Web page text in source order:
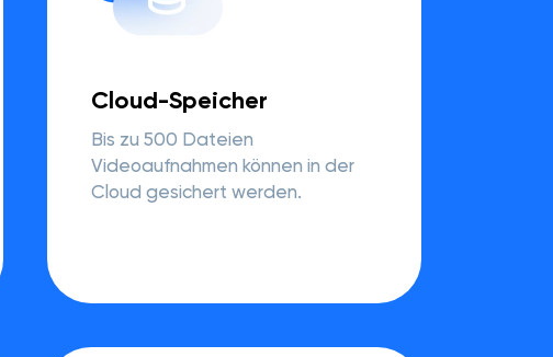
Cloud-Speicher
Bis zu 500 Dateien
Videoaufnahmen können in der
Cloud gesichert werden.